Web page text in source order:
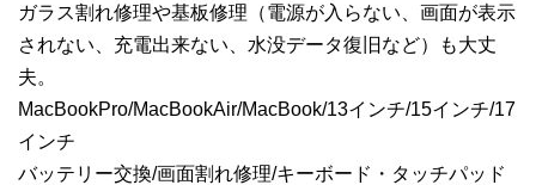
ガラス割れ修理や基板修理（電源が入らない、画面が表示
されない、充電出来ない、水没データ復旧など）も大丈
夫。
MacBookPro/MacBookAir/MacBook/13インチ/15インチ/17
インチ
バッテリー交換/画面割れ修理/キーボード・タッチパッド